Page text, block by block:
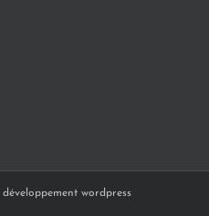
développement wordpress